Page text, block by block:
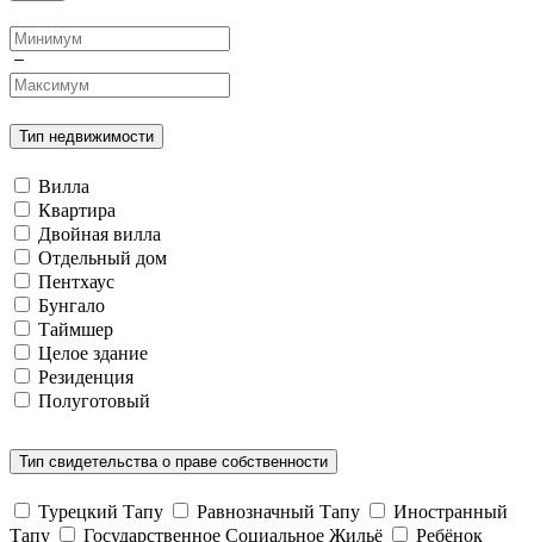
Тип недвижимости
Вилла
Квартира
Двойная вилла
Отдельный дом
Пентхаус
Бунгало
Таймшер
Целое здание
Резиденция
Полуготовый
Тип свидетельства о праве собственности
Турецкий Тапу Равнозначный Тапу
Иностранный
Тапу
Государственное Социальное Жильё
Ребёнок